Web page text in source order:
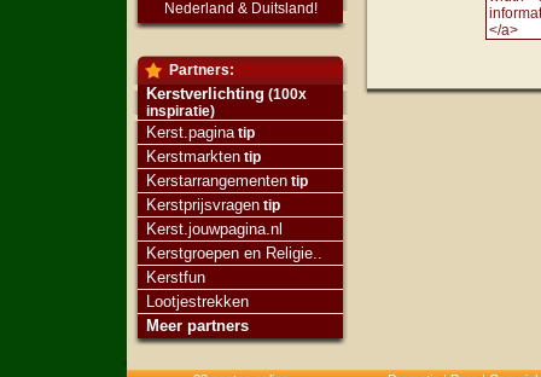
Nederland & Duitsland!
Partners:
Kerstverlichting (100x
inspiratie)
Kerst.pagina tip
Kerstmarkten tip
Kerstarrangementen tip
Kerstprijsvragen tip
Kerst.jouwpagina.nl
Kerstgroepen en Religie..
Kerstfun
Lootjestrekken
Meer partners